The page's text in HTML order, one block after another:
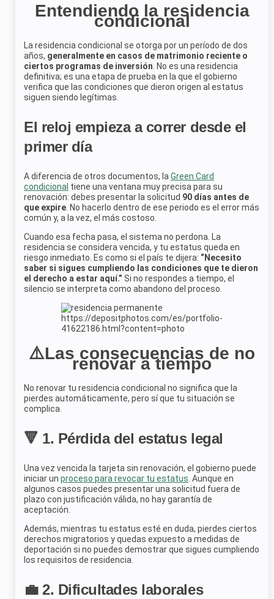
Entendiendo la residencia
condicional
La residencia condicional se otorga por un período de dos
años, generalmente en casos de matrimonio reciente o
ciertos programas de inversión . No es una residencia
definitiva; es una etapa de prueba en la que el gobierno
verifica que las condiciones que dieron origen al estatus
siguen siendo legítimas.
El reloj empieza a correr desde el
primer día
A diferencia de otros documentos, la Green Card
condicional tiene una ventana muy precisa para su
renovación: debes presentar la solicitud 90 días antes de
que expire . No hacerlo dentro de ese periodo es el error más
común y, a la vez, el más costoso.
Cuando esa fecha pasa, el sistema no perdona. La
residencia se considera vencida, y tu estatus queda en
riesgo inmediato. Es como si el país te dijera: “Necesito
saber si sigues cumpliendo las condiciones que te dieron
el derecho a estar aquí.” Si no respondes a tiempo, el
silencio se interpreta como abandono del proceso.
https://depositphotos.com/es/portfolio-
41622186.html?content=photo
⚠️Las consecuencias de no
renovar a tiempo
No renovar tu residencia condicional no significa que la
pierdes automáticamente, pero sí que tu situación se
complica.
🔻 1. Pérdida del estatus legal
Una vez vencida la tarjeta sin renovación, el gobierno puede
iniciar un proceso para revocar tu estatus. Aunque en
algunos casos puedes presentar una solicitud fuera de
plazo con justificación válida, no hay garantía de
aceptación.
Además, mientras tu estatus esté en duda, pierdes ciertos
derechos migratorios y quedas expuesto a medidas de
deportación si no puedes demostrar que sigues cumpliendo
los requisitos de residencia.
💼 2. Dificultades laborales